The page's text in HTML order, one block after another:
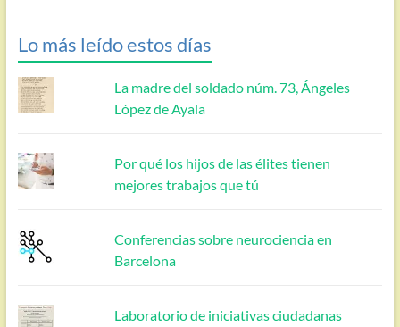
Lo más leído estos días
La madre del soldado núm. 73, Ángeles
López de Ayala
Por qué los hijos de las élites tienen
mejores trabajos que tú
Conferencias sobre neurociencia en
Barcelona
Laboratorio de iniciativas ciudadanas